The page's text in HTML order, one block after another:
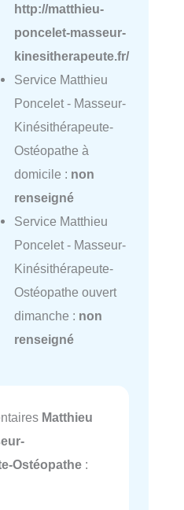
http://matthieu-
poncelet-masseur-
kinesitherapeute.fr/
Service Matthieu
Poncelet - Masseur-
Kinésithérapeute-
Ostéopathe à
domicile : non
renseigné
Service Matthieu
Poncelet - Masseur-
Kinésithérapeute-
Ostéopathe ouvert
dimanche : non
renseigné
Matthieu
Ostéopathe :